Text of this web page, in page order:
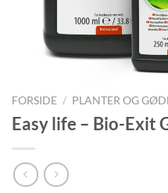
FORSIDE / PLANTER OG
Easy life – Bio-Exit